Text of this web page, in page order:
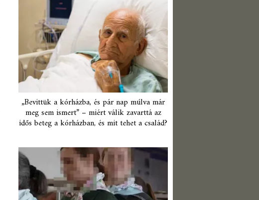
„Bevittük a kórházba, és pár nap múlva már
meg sem ismert” – miért válik zavarttá az
idős beteg a kórházban, és mit tehet a család?